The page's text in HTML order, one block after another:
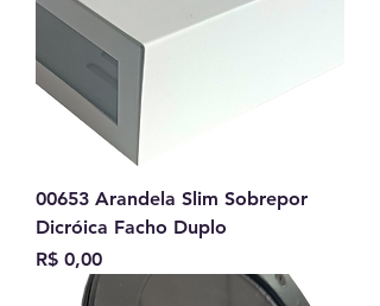
00653 Arandela Slim Sobrepor
Dicróica Facho Duplo
Preço
R$ 0,00